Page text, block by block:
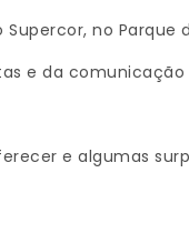
no
e da
e algumas